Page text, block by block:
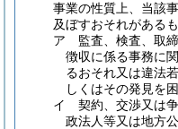
事業の性質上、当該
及ぼすおそれがある
ア
監査、検査、取
徴収に係る事務に
るおそれ又は違法
しくはその発見を
イ
契約、交渉又は
政法人等又は地方